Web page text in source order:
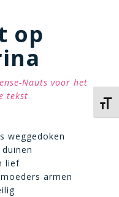
op
Nauts voor het
tekst
weggedoken
lief
armen